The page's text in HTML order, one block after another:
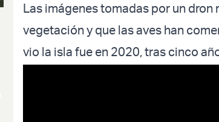
Las imágenes tomadas por un
vegetación y que las aves han
vio la isla fue en 2020, tras cinco